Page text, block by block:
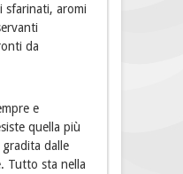
sfarinati, aromi
da
e
quella più
dalle
Tutto sta nella